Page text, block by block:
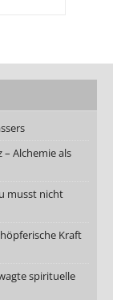
Alchemie als
musst nicht
Kraft
spirituelle